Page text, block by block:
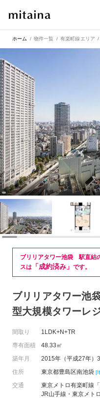
ホーム 物件一覧 有楽町線エリア
ブリリアタワー池袋 駅直結
スは 「成約済み」 です。
ブリリアタワー池
型大規模タワーレ
間取り
1LDK+N+TR
専有面積
48.33㎡
築年月
2015年（平成27年）
住所
東京都豊島区南池袋 [
交通
東京メトロ有楽町線
JR山手線・東京メト